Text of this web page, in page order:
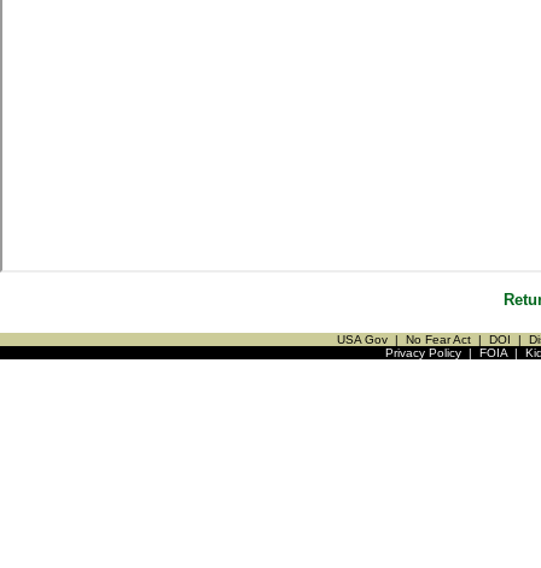
USA Gov | No Fear Act | DOI |
Privacy Policy| FOIA|